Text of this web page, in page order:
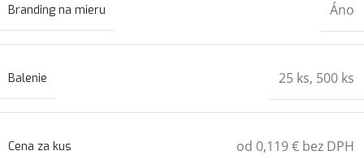
Branding na mieru Áno
Balenie 25 ks, 500 ks
Cena za kus od 0,119 € bez DPH